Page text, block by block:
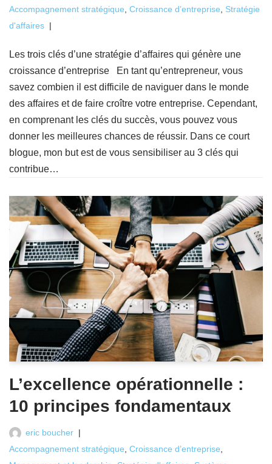
Accompagnement stratégique Croissance d’entreprise
Stratégie
d'affaires
Les trois clés d’une stratégie d’affaires qui génère une
croissance d’entreprise En tant qu’entrepreneur, vous
savez combien il est difficile de naviguer dans le monde
des affaires et de faire croître votre entreprise. Cependant,
en comprenant les clés du succès, vous pouvez vous
donner les meilleures chances de réussir. Dans ce court
blogue, mon but est de vous sensibiliser au 3 clés qui
contribue…
L’excellence opérationnelle :
10 principes fondamentaux
eric boucher
Accompagnement stratégique Croissance d’entreprise